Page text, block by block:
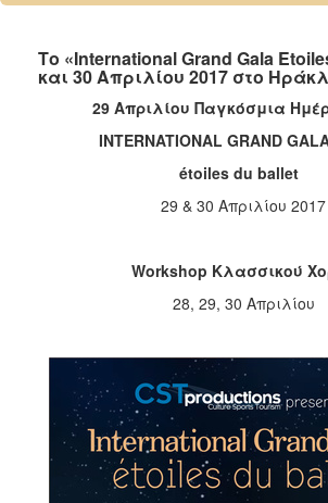
2024
2022
2021
2020
2012
2011
2010
2006
Το «International Grand Gala
και 30 Απριλίου 2017 στο
29 Απριλίου Παγκόσμια
INTERNATIONAL GRAND
étoiles du ballet
29 & 30 Απριλίου 2017
Workshop Κλασσικού
28, 29, 30 Απριλίου